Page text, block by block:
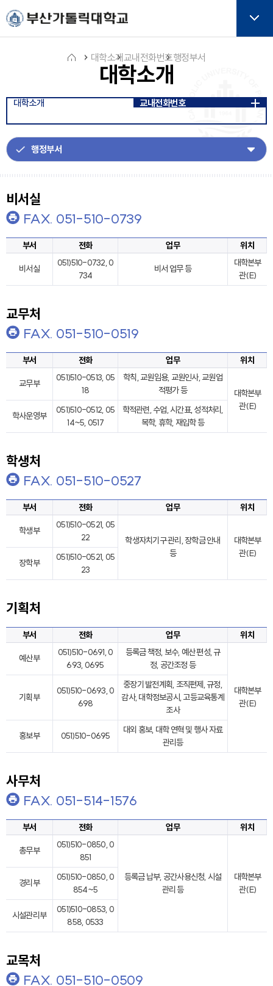
주메뉴로 가기
본문으로 가기
하단으로 가기
대학소개
이
콘
대학소개교내전화번호행정부서
대학소개 교내전화번호
비서실
FAX. 051-510-0739
부서 전화 업무 위치
비서실
051)510-0732, 0
734
비서 업무 등
대학본부
관(E)
교무처
FAX. 051-510-0519
부서 전화 업무 위치
교무부
051)510-0513, 05
18
학칙, 교원임용, 교원인사, 교원업
적평가 등
대학본부
관(E)
학사운영부
051)510-0512, 05
14~5, 0517
학적관련, 수업, 시간표, 성적처리,
복학, 휴학, 재입학 등
학생처
FAX. 051-510-0527
부서 전화 업무 위치
학생부
051)510-0521, 05
22
학생자치기구 관리, 장학금 안내
등
대학본부
관(E)
장학부
051)510-0521, 05
23
기획처
부서 전화 업무 위치
예산부
051)510-0691, 0
693, 0695
등록금 책정, 보수, 예산 편성, 규
정, 공간조정 등
대학본부
관(E)
기획부
051)510-0693, 0
698
중장기 발전계획, 조직편제, 규정,
감사, 대학정보공시, 고등교육통계
조사
홍보부 051)510-0695
대외 홍보, 대학 연혁 및 행사 자료
관리등
사무처
FAX. 051-514-1576
부서 전화 업무 위치
총무부
051)510-0850, 0
851
등록금 납부, 공간사용신청, 시설
관리 등
대학본부
관(E)
경리부
051)510-0850, 0
854~5
시설관리부
051)510-0853, 0
858, 0533
교목처
FAX. 051-510-0509